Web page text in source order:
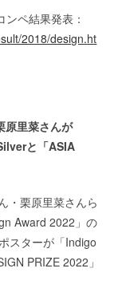
ペ結果発表：
2018/design.ht
原里菜さんが
と「ASIA
・栗原里菜さんら
Award 2022」の
スターが「Indigo
PRIZE 2022」